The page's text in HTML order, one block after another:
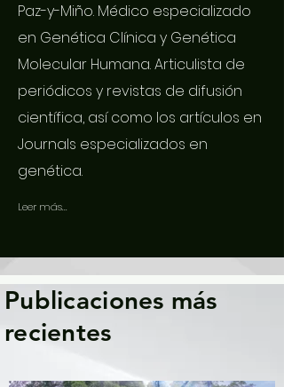
Paz-y-Miño. Médico especializado
en Genética Clínica y Genética
Molecular Humana. Articulista de
periódicos y revistas de difusión
científica, así como los artículos en
Journals especializados en
genética.
Leer más...
Publicaciones más
recientes